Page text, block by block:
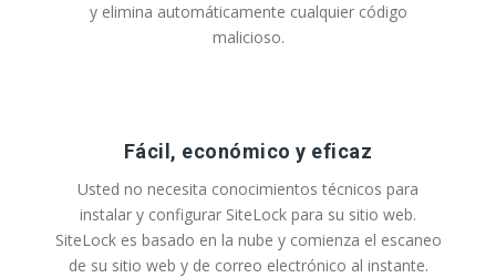
y elimina automáticamente cualquier código
malicioso.
Fácil, económico y eficaz
Usted no necesita conocimientos técnicos para
instalar y configurar SiteLock para su sitio web.
SiteLock es basado en la nube y comienza el escaneo
de su sitio web y de correo electrónico al instante.